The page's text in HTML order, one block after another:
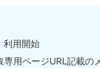
用開始
専用ページURL記載の